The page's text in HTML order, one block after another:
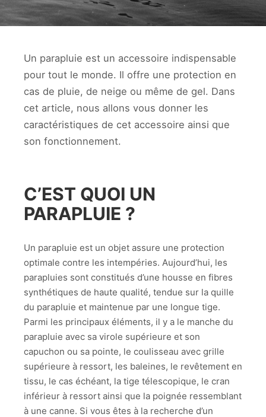
Un parapluie est un accessoire indispensable
pour tout le monde. Il offre une protection en
cas de pluie, de neige ou même de gel. Dans
cet article, nous allons vous donner les
caractéristiques de cet accessoire ainsi que
son fonctionnement.
C’EST QUOI UN
PARAPLUIE ?
Un parapluie est un objet assure une protection
optimale contre les intempéries. Aujourd’hui, les
parapluies sont constitués d’une housse en fibres
synthétiques de haute qualité, tendue sur la quille
du parapluie et maintenue par une longue tige.
Parmi les principaux éléments, il y a le manche du
parapluie avec sa virole supérieure et son
capuchon ou sa pointe, le coulisseau avec grille
supérieure à ressort, les baleines, le revêtement en
tissu, le cas échéant, la tige télescopique, le cran
inférieur à ressort ainsi que la poignée ressemblant
à une canne. Si vous êtes à la recherche d’un